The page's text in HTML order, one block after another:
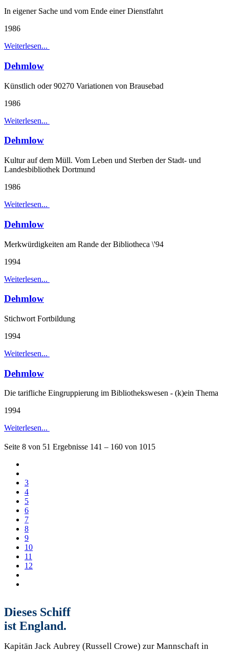
In eigener Sache und vom Ende einer Dienstfahrt
1986
Weiterlesen...
Dehmlow
Künstlich oder 90270 Variationen von Brausebad
1986
Weiterlesen...
Dehmlow
Kultur auf dem Müll. Vom Leben und Sterben der Stadt- und
Landesbibliothek Dortmund
1986
Weiterlesen...
Dehmlow
Merkwürdigkeiten am Rande der Bibliotheca \'94
1994
Weiterlesen...
Dehmlow
Stichwort Fortbildung
1994
Weiterlesen...
Dehmlow
Die tarifliche Eingruppierung im Bibliothekswesen - (k)ein Thema
1994
Weiterlesen...
Seite 8 von 51 Ergebnisse 141 – 160 von 1015
3
4
5
6
7
8
9
10
11
12
Dieses Schiff
ist England.
Kapitän Jack Aubrey (Russell Crowe) zur Mannschaft in